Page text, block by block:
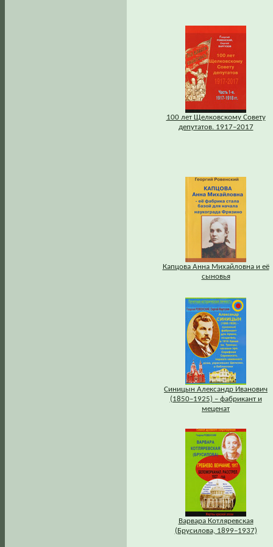
100 лет Щелковскому Совету
депутатов. 1917–2017
Капцова Анна Михайловна и её
сыновья
Синицын Александр Иванович
(1850–1925) – фабрикант и
меценат
Варвара Котляревская
(Брусилова, 1899–1937)